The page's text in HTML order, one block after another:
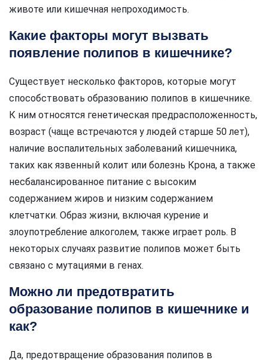
животе или кишечная непроходимость.
Какие факторы могут вызвать
появление полипов в кишечнике?
Существует несколько факторов, которые могут
способствовать образованию полипов в кишечнике.
К ним относятся генетическая предрасположенность,
возраст (чаще встречаются у людей старше 50 лет),
наличие воспалительных заболеваний кишечника,
таких как язвенный колит или болезнь Крона, а также
несбалансированное питание с высоким
содержанием жиров и низким содержанием
клетчатки. Образ жизни, включая курение и
злоупотребление алкоголем, также играет роль. В
некоторых случаях развитие полипов может быть
связано с мутациями в генах.
Можно ли предотвратить
образование полипов в кишечнике и
как?
Да, предотвращение образования полипов в